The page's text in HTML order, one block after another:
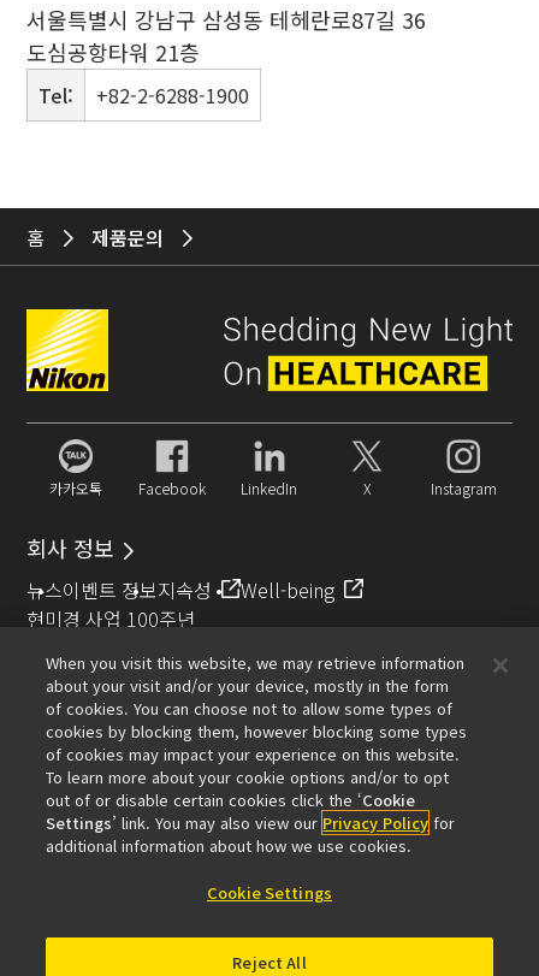
서울특별시 강남구 삼성동 테헤란로87길 36
도심공항타워 21층
Tel: +82-2-6288-1900
홈 제품문의
카카오톡 Facebook LinkedIn X Instagram
회사 정보
뉴스이벤트 정보지속성
Well-being
현미경 사업 100주년
추천 링크
대물렌즈 셀렉터 Resolution CalculatorPubScopeOEM
Nikon Small World
MicroscopyU
기타 니콘 제품
카메라 및 쌍안경 관련 제품
산업용 계측 제품
When you visit this website, we may retrieve information
about your visit and/or your device, mostly in the form
of cookies. You can choose not to allow some types of
cookies by blocking them, however blocking some types
of cookies may impact your experience on this website.
To learn more about your cookie options and/or to opt
out of or disable certain cookies click the ‘Cookie
Settings’ link. You may also view our Privacy Policy for
additional information about how we use cookies.
Cookie Settings
Reject All